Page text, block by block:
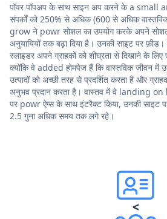
पॉवर पॉपअप के साथ साइन अप करने के a
संपर्कों को 250% से अधिक (600 से अधिक
grow ने powr सोशल का उपयोग करके अपने
अनुयायियों तक बढ़ा दिया है। उनकी साइट पर
स्लाइडर अपने ग्राहकों को शीघ्रता से दिखाने के
क्योंकि वे added होमपेज हैं कि वास्तविक जीवन में
उत्पादों को अच्छी तरह से प्रदर्शित करता है और
अनुभव प्रदान करता है। वास्तव में वे landing on
पर powr ऐप्स के साथ इंटरैक्ट किया, उनकी साइट
2.5 गुना अधिक समय तक लगे रहे।
<